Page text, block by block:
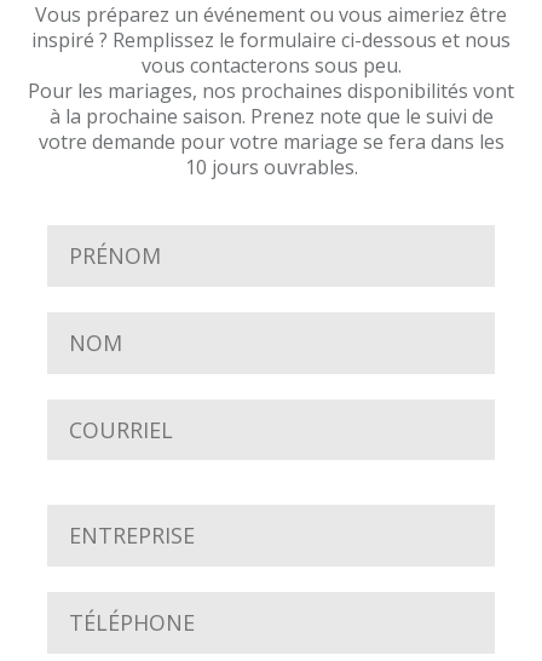
Vous préparez un événement ou vous aimeriez être
inspiré ? Remplissez le formulaire ci-dessous et nous
vous contacterons sous peu.
Pour les mariages, nos prochaines disponibilités vont
à la prochaine saison. Prenez note que le suivi de
votre demande pour votre mariage se fera dans les
10 jours ouvrables.